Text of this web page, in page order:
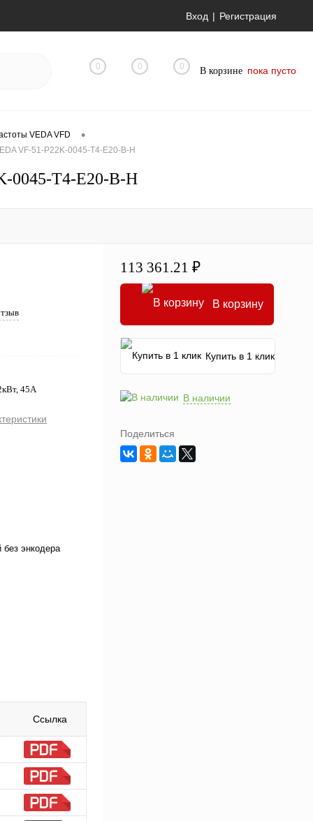
Вход Регистрация
0 0 0 В корзине пока пусто
VEDA VFD •
VF-51-P22K-0045-T4-E20-B-H
0045-T4-E20-B-H
45А
без энкодера
Ссылка
113 361.21 ₽
В корзину
Купить в 1 клик
В наличии
Поделиться